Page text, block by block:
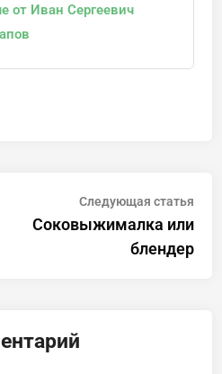
от Иван Сергеевич
Следующая статья
Соковыжималка или
блендер